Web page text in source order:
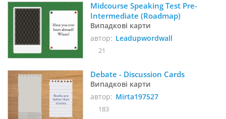
Midcourse Speaking Test Pre-
Intermediate (Roadmap)
Випадкові карти
автор: Leadupwordwall
21
Debate - Discussion Cards
Випадкові карти
автор: Mirta197527
183